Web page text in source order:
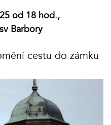
od 18 hod.,
Barbory
cestu do zámku